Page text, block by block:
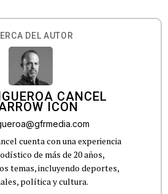
DEL AUTOR
CANCEL
cuenta con una experiencia
de más de 20 años,
temas, incluyendo deportes,
política y cultura.